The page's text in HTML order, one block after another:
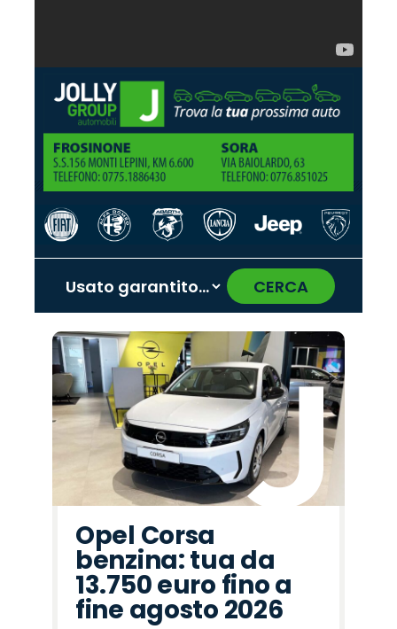
CERCA
Promo
Alfa
Romeo
Promo
Opel
Promo
Citroën
Promo
Seat
Promo
Jaecoo
Promo
Land
Rover
Promo
Peugeot
Promo
Omoda
Promo
Abarth
Promo
Fiat
Promo
Hyundai
Promo
Jeep
Promo
Cupra
Promo
Mazda
Promo
Lancia
‹ ›
Opel Corsa
benzina: tua da
13.750 euro fino a
fine agosto 2026